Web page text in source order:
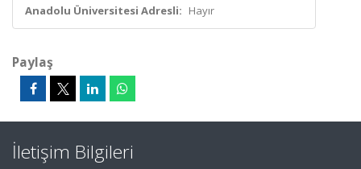
Anadolu Üniversitesi Adresli: Hayır
Paylaş
İletişim Bilgileri